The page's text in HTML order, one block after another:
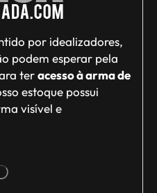
por idealizadores,
podem esperar pela
teracesso à arma de
estoque possui
visível e